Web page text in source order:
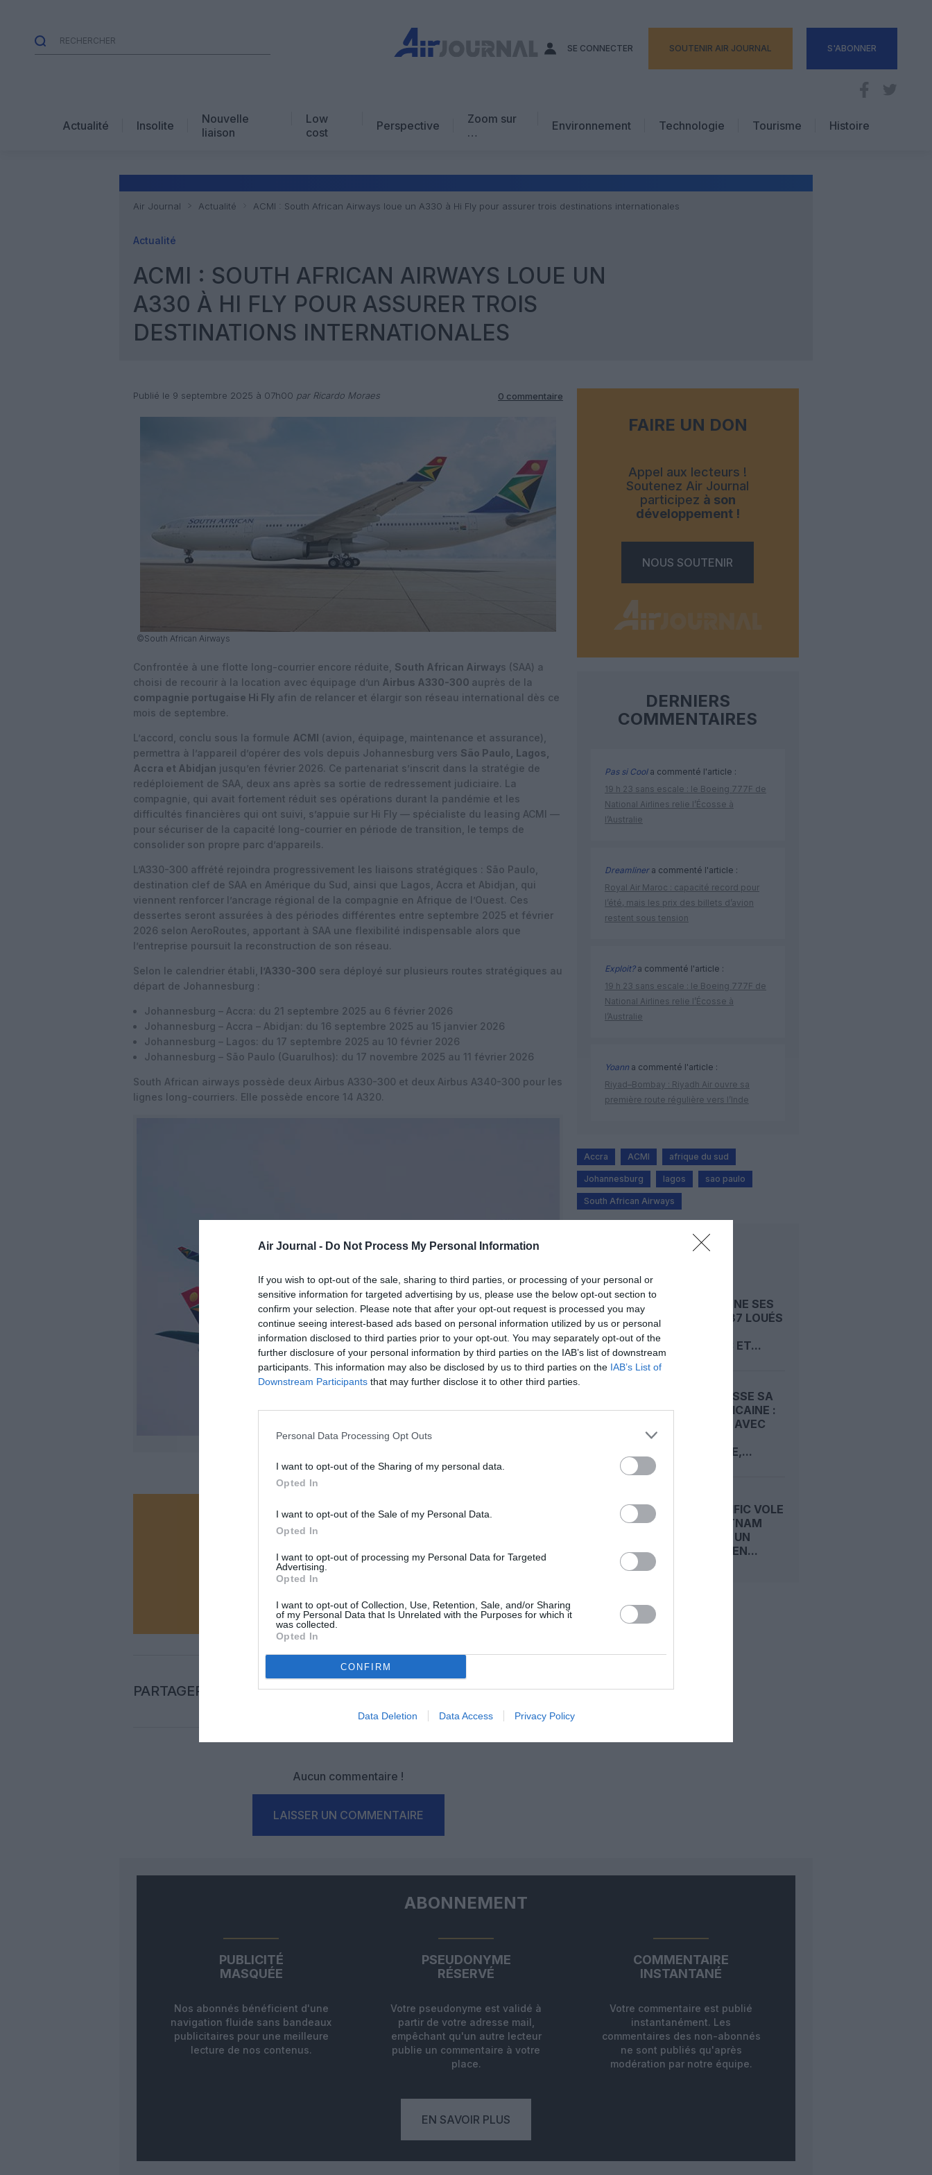
Air Journal - Do Not Process My Personal Information
If you wish to opt-out of the sale, sharing to third parties, or processing of your personal or
sensitive information for targeted advertising by us, please use the below opt-out section to
confirm your selection. Please note that after your opt-out request is processed you may
continue seeing interest-based ads based on personal information utilized by us or personal
information disclosed to third parties prior to your opt-out. You may separately opt-out of the
further disclosure of your personal information by third parties on the IAB’s list of downstream
participants. This information may also be disclosed by us to third parties on the IAB’s List of
Downstream Participants that may further disclose it to other third parties.
Personal Data Processing Opt Outs
I want to opt-out of the Sharing of my personal data.
Opted In
I want to opt-out of the Sale of my Personal Data.
Opted In
I want to opt-out of processing my Personal Data for Targeted
Advertising.
Opted In
I want to opt-out of Collection, Use, Retention, Sale, and/or Sharing
of my Personal Data that Is Unrelated with the Purposes for which it
was collected.
Opted In
CONFIRM
Data Deletion Data Access Privacy Policy
SE CONNECTER SOUTENIR AIR JOURNAL S'ABONNER
Actualité Insolite
Nouvelle
liaison
Low
cost
Perspective
Zoom sur
…
Avis d’expert
Environnement Technologie
Tourisme
Hôtellerie
Histoire
Air Journal Actualité ACMI : South African Airways loue un A330 à Hi Fly pour assurer trois destinations internationales
Actualité
ACMI : SOUTH AFRICAN AIRWAYS LOUE UN
A330 À HI FLY POUR ASSURER TROIS
DESTINATIONS INTERNATIONALES
Publié le 9 septembre 2025 à 07h00 par Ricardo Moraes 0 commentaire
©South African Airways
Confrontée à une flotte long-courrier encore réduite, South African Airways (SAA) a
choisi de recourir à la location avec équipage d’un Airbus A330-300 auprès de la
compagnie portugaise Hi Fly afin de relancer et élargir son réseau international dès ce
mois de septembre.
L’accord, conclu sous la formule ACMI (avion, équipage, maintenance et assurance),
permettra à l’appareil d’opérer des vols depuis Johannesburg vers São Paulo, Lagos,
Accra et Abidjan jusqu’en février 2026. Ce partenariat s’inscrit dans la stratégie de
redéploiement de SAA, deux ans après sa sortie de redressement judiciaire. La
compagnie, qui avait fortement réduit ses opérations durant la pandémie et les
difficultés financières qui ont suivi, s’appuie sur Hi Fly — spécialiste du leasing ACMI —
pour sécuriser de la capacité long-courrier en période de transition, le temps de
consolider son propre parc d’appareils.
L’A330-300 affrété rejoindra progressivement les liaisons stratégiques : São Paulo,
destination clef de SAA en Amérique du Sud, ainsi que Lagos, Accra et Abidjan, qui
viennent renforcer l’ancrage régional de la compagnie en Afrique de l’Ouest. Ces
dessertes seront assurées à des périodes différentes entre septembre 2025 et février
2026 selon AeroRoutes, apportant à SAA une flexibilité indispensable alors que
l’entreprise poursuit la reconstruction de son réseau.
Selon le calendrier établi, l’A330-300 sera déployé sur plusieurs routes stratégiques au
départ de Johannesburg :
Johannesburg – Accra: du 21 septembre 2025 au 6 février 2026
Johannesburg – Accra – Abidjan: du 16 septembre 2025 au 15 janvier 2026
Johannesburg – Lagos: du 17 septembre 2025 au 10 février 2026
Johannesburg – São Paulo (Guarulhos): du 17 novembre 2025 au 11 février 2026
South African airways possède deux Airbus A330-300 et deux Airbus A340-300 pour les
lignes long-courriers. Elle possède encore 14 A320.
©SAA
Vous avez apprécié l’article ?
Soutenez-nous, faites un don !
PARTAGER L'ARTICLE
Facebook
Twitter PinterestLinkedInEmail Print
Aucun commentaire !
LAISSER UN COMMENTAIRE
FAIRE UN DON
Appel aux lecteurs !
Soutenez Air Journal
participez à son
développement !
NOUS SOUTENIR
DERNIERS
COMMENTAIRES
Pas si Coola commenté l'article :
19 h 23 sans escale : le Boeing 777F de
National Airlines relie l’Écosse à
l’Australie
Dreamlinera commenté l'article :
Royal Air Maroc : capacité record pour
l’été, mais les prix des billets d’avion
restent sous tension
Exploit?a commenté l'article :
19 h 23 sans escale : le Boeing 777F de
National Airlines relie l’Écosse à
l’Australie
Yoann a commenté l'article :
Riyad–Bombay : Riyadh Air ouvre sa
première route régulière vers l’Inde
Accra ACMI afrique du sud
Johannesburg lagos sao paulo
South African Airways
LIRE AUSSI
ABANDONNE SES
BOEING 787 LOUÉS
ATLANTIC ET...
ETIHAD TISSE SA
TOILE AFRICAINE :
ACCORDS AVEC
ZIMBABWE,...
CEBU PACIFIC VOLE
POUR VIETNAM
AIRLINES : UN
A320NEO EN...
ABONNEMENT
PUBLICITÉ
MASQUÉE
Nos abonnés bénéficient d'une
navigation fluide sans bandeaux
publicitaires pour une meilleure
lecture de nos contenus.
PSEUDONYME
RÉSERVÉ
Votre pseudonyme est validé à
partir de votre adresse mail,
empêchant qu'un autre lecteur
publie un commentaire à votre
place.
COMMENTAIRE
INSTANTANÉ
Votre commentaire est publié
instantanément. Les
commentaires des non-abonnés
ne sont publiés qu'après
modération par notre équipe.
EN SAVOIR PLUS